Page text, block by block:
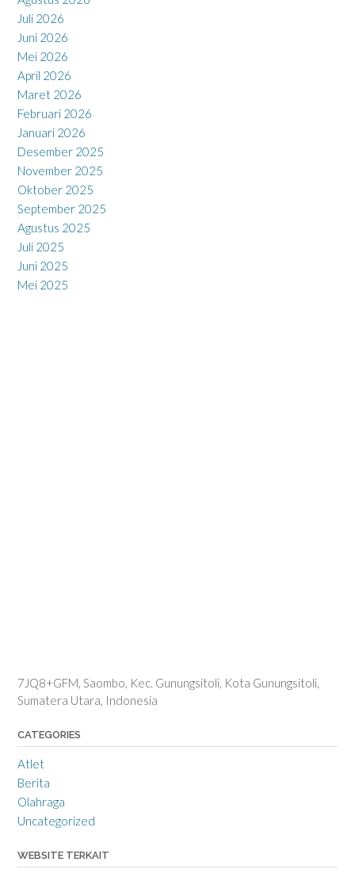
Juli 2026
Juni 2026
Mei 2026
April 2026
Maret 2026
Februari 2026
Januari 2026
Desember 2025
November 2025
Oktober 2025
September 2025
Agustus 2025
Juli 2025
Juni 2025
Mei 2025
7JQ8+GFM, Saombo, Kec. Gunungsitoli, Kota Gunungsitoli,
Sumatera Utara, Indonesia
CATEGORIES
Atlet
Berita
Olahraga
Uncategorized
WEBSITE TERKAIT